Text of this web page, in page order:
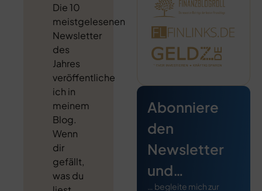
Die 10
meistgelesenen
Newsletter
des
Jahres
veröffentliche
ich in
meinem
Blog.
Wenn
dir
gefällt,
was du
Abonniere
den
Newsletter
und…
… begleite mich zur